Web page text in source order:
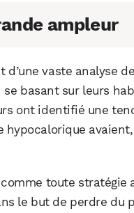
ampleur
d’une vaste analyse
se basant sur leurs
ont identifié une
hypocalorique
toute
le but de perdre du